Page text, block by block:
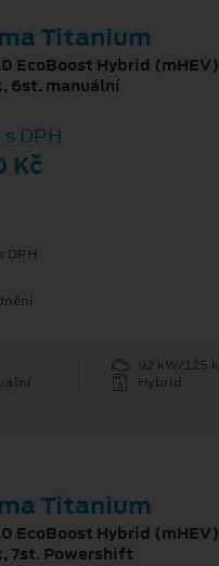
Titanium
EcoBoost Hybrid (mHEV)
6st. manuální
DPH
Kč
DPH
92 kW/125 k
Hybrid
Titanium
EcoBoost Hybrid (mHEV)
7st. Powershift